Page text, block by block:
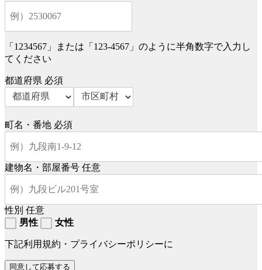
「1234567」または「123-4567」のように半角数字で入力し
てください
都道府県 必須
町名・番地 必須
建物名・部屋番号 任意
性別 任意
男性
女性
下記利用規約・プライバシーポリシーに